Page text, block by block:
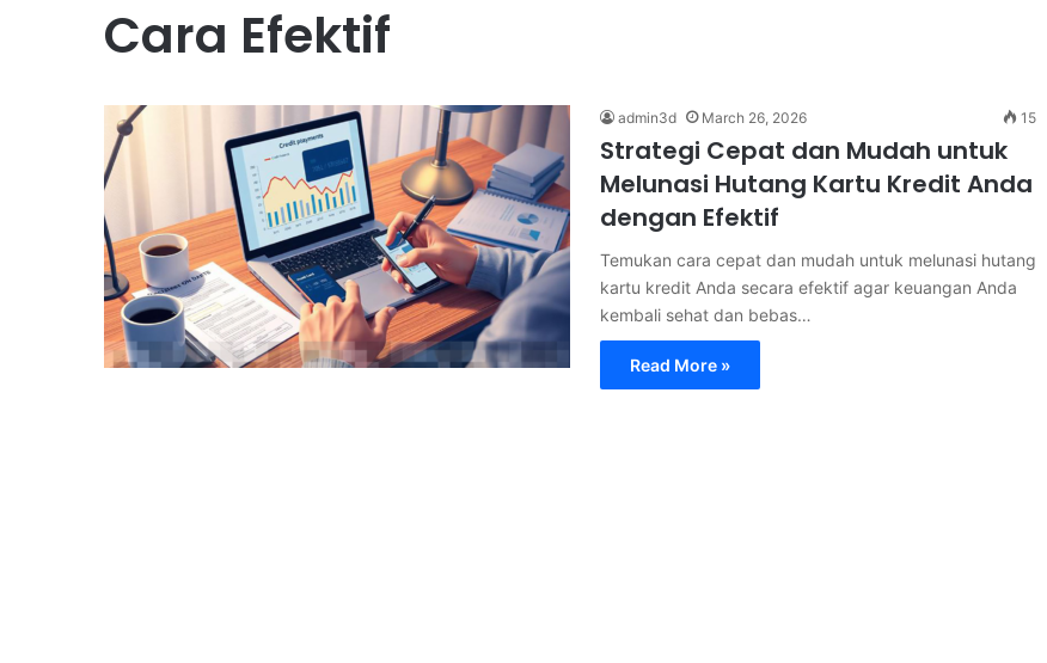
Cara Efektif
admin3d March 26, 2026 15
Strategi Cepat dan Mudah untuk
Melunasi Hutang Kartu Kredit Anda
dengan Efektif
Temukan cara cepat dan mudah untuk melunasi hutang
kartu kredit Anda secara efektif agar keuangan Anda
kembali sehat dan bebas…
Read More »